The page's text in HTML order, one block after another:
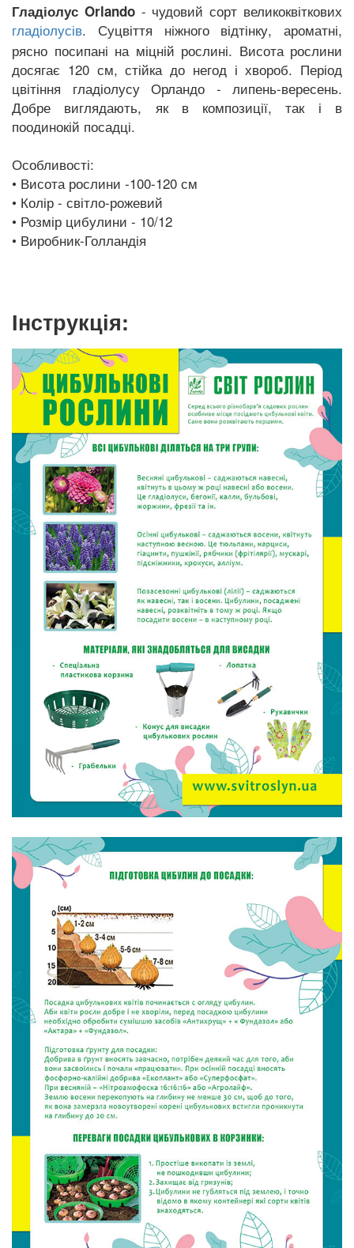
Гладіолус Orlando- чудовий сорт великоквіткових
гладіолусів. Суцвіття ніжного відтінку, ароматні,
рясно посипані на міцній рослині. Висота рослини
досягає 120 см, стійка до негод і хвороб. Період
цвітіння гладіолусу Орландо - липень-вересень.
Добре виглядають, як в композиції, так і в
поодинокій посадці.
Особливості:
• Висота рослини -100-120 см
• Колір - світло-рожевий
• Розмір цибулини - 10/12
• Виробник-Голландія
Інструкція: